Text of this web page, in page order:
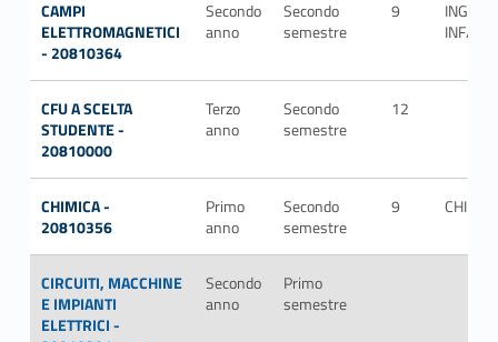
CAMPI
ELETTROMAGNETICI
- 20810364
Secondo
anno
Secondo
semestre
9
ING-
INF/02
CFU A SCELTA
STUDENTE -
20810000
Terzo
anno
Secondo
semestre
12
CHIMICA -
20810356
Primo
anno
Secondo
semestre
9 CHIM/
CIRCUITI, MACCHINE
E IMPIANTI
ELETTRICI -
Secondo
anno
Primo
semestre